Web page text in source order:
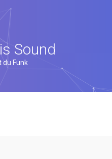
Sound
du Funk